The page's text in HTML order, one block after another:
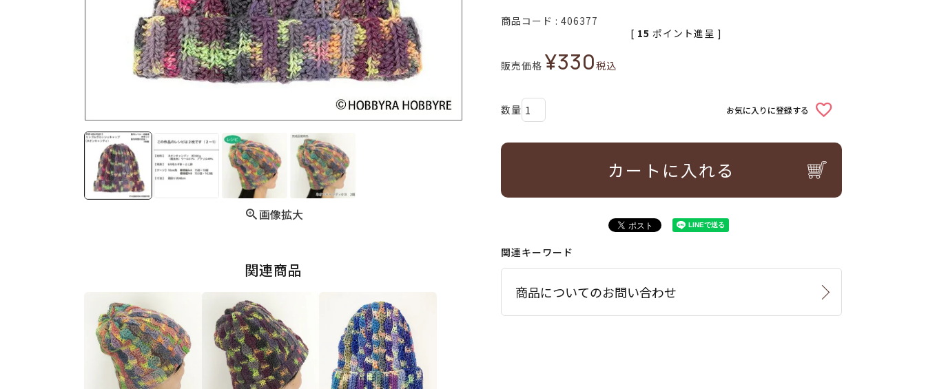
画像拡大
関連商品
商品コード 406377
販売価格 ¥330税込
[ 15 ポイント進呈 ]
お気に入りに登録する
カートに入れる
関連キーワード
商品についてのお問い合わせ